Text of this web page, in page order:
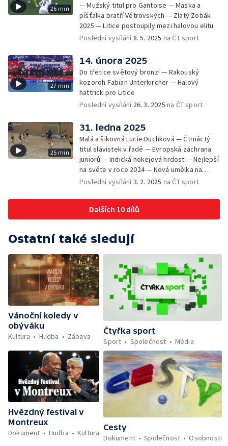
26 min
— Mužský titul pro Gantoise — Maska a
píšťalka bratří Větrovských — Zlatý Zobák
2025 — Litice postoupily mezi halovou elitu
Poslední vysílání8. 5. 2025 na ČT sport
27 min
14. února 2025
Do třetice světový bronz! — Rakouský
kozoroh Fabian Unterkircher — Halový
hattrick pro Litice
Poslední vysílání 26. 3. 2025 na ČT sport
25 min
31. ledna 2025
Malá a šikovná Lucie Duchková — Čtrnáctý
titul slávistek v řadě — Evropská záchrana
juniorů — Indická hokejová hrdost — Nejlepší
na světe v roce 2024 — Nová umělka na
Slavii
Poslední vysílání3. 2. 2025 na ČT sport
Dalších 10 dílů
Ostatní také sledují
Vánoční koledy v
obýváku
Kultura
Hudba Zábava
Čtyřka sport
Sport
Společnost Média
Hvězdný festival v
Montreux
Dokument
Hudba Kultura
Cesty
Dokument
Společnost Osobnosti